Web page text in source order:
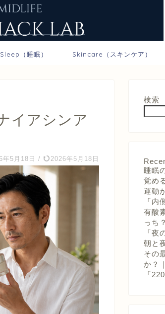
Sleep（睡眠） Skincare（スキンケア）
イアシンア
年5月18日 / 2026年5月18日
検索
睡眠
覚め
運動
「内
有酸
っち
「夜
朝と
その
か？
「